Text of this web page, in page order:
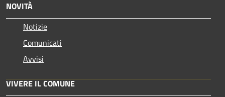
NOVITÀ
Notizie
Comunicati
Avvisi
VIVERE IL COMUNE